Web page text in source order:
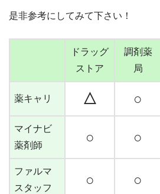
是非参考にしてみて下さい！
ドラッグ
ストア
調剤薬
局
薬キャリ △ ○
マイナビ
薬剤師
○ ○
ファルマ
スタッフ
○ ○